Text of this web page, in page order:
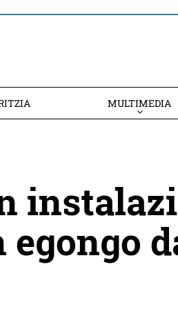
MULTIMEDIA